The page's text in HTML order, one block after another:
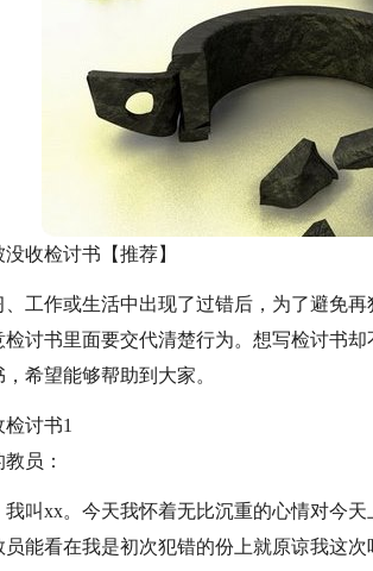
收检讨书【推荐】
、工作或生活中出现了过错后，为了避免
检讨书里面要交代清楚行为。想写检讨书
希望能够帮助到大家。
讨书1
员：
我叫xx。今天我怀着无比沉重的心情对今
员能看在我是初次犯错的份上就原谅我这